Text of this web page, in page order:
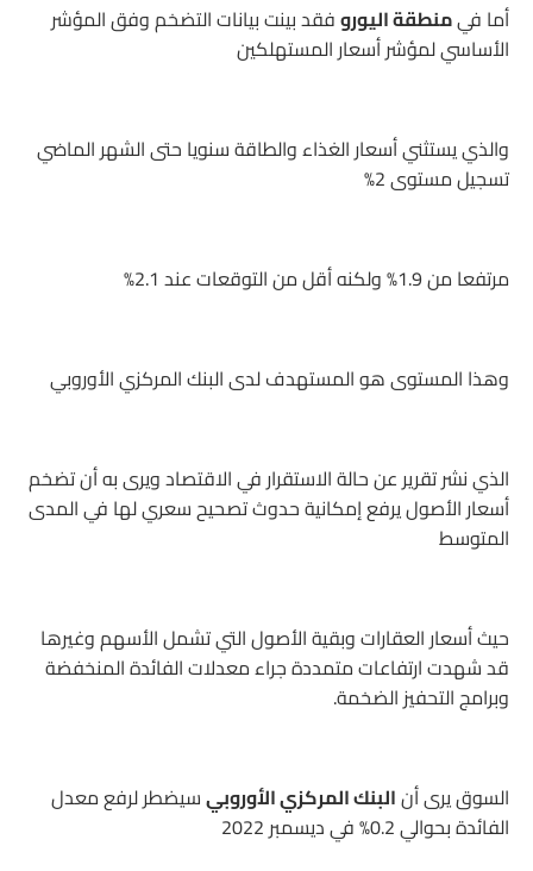
أما فيمنطقة اليوروفقد بينت بيانات التضخم وفق المؤشر
الأساسي لمؤشر أسعار المستهلكين
والذي يستثني أسعار الغذاء والطاقة سنويا حتى الشهر الماضي
تسجيل مستوى 2%
مرتفعا من 1.9% ولكنه أقل من التوقعات عند 2.1%
وهذا المستوى هو المستهدف لدى البنك المركزي الأوروبي
الذي نشر تقرير عن حالة الاستقرار في الاقتصاد ويرى به أن تضخم
أسعار الأصول يرفع إمكانية حدوث تصحيح سعري لها في المدى
المتوسط
حيث أسعار العقارات وبقية الأصول التي تشمل الأسهم وغيرها
قد شهدت ارتفاعات متمددة جراء معدلات الفائدة المنخفضة
وبرامج التحفيز الضخمة.
السوق يرى أنالبنك المركزي الأوروبيسيضطر لرفع معدل
الفائدة بحوالي 0.2% في ديسمبر 2022